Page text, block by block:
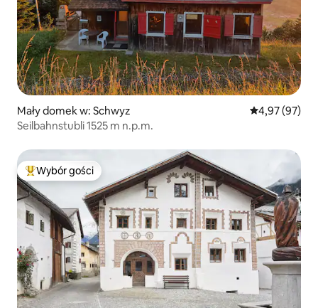
Mały domek w: Schwyz Średnia
4,97 (97)
Seilbahnstubli 1525 m n.p.m.
Najpopularniejsze z kategorii Wybór gości
Wybór gości